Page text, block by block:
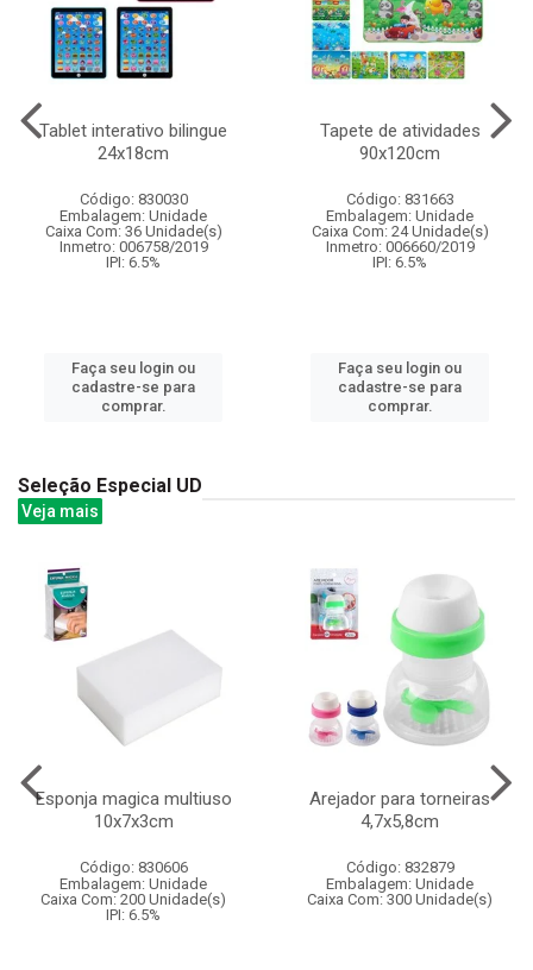
Tablet interativo bilingue
24x18cm
Código: 830030
Embalagem: Unidade
Caixa Com: 36 Unidade(s)
Inmetro: 006758/2019
IPI: 6.5%
Faça seu login ou
cadastre-se para
comprar.
Tapete de atividades
90x120cm
Código: 831663
Embalagem: Unidade
Caixa Com: 24 Unidade(s)
Inmetro: 006660/2019
IPI: 6.5%
Faça seu login ou
cadastre-se para
comprar.
Seleção Especial UD
Veja mais
Esponja magica multiuso
10x7x3cm
Código: 830606
Embalagem: Unidade
Caixa Com: 200 Unidade(s)
IPI: 6.5%
Arejador para torneiras
4,7x5,8cm
Código: 832879
Embalagem: Unidade
Caixa Com: 300 Unidade(s)